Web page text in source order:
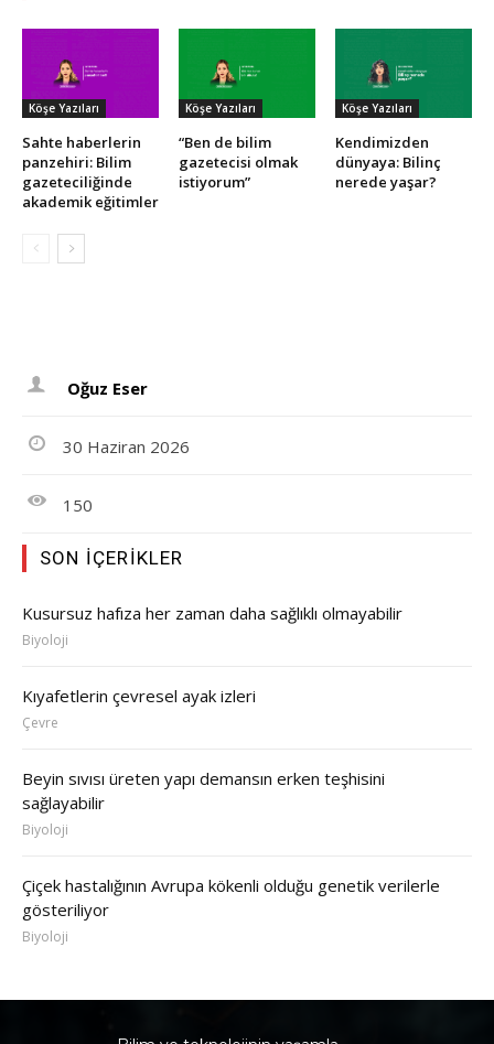
Köşe Yazıları
Sahte haberlerin
panzehiri: Bilim
gazeteciliğinde
akademik eğitimler
Köşe Yazıları
“Ben de bilim
gazetecisi olmak
istiyorum”
Köşe Yazıları
Kendimizden
dünyaya: Bilinç
nerede yaşar?
Oğuz Eser
30 Haziran 2026
150
SON İÇERIKLER
Kusursuz hafıza her zaman daha sağlıklı olmayabilir
Biyoloji
Kıyafetlerin çevresel ayak izleri
Çevre
Beyin sıvısı üreten yapı demansın erken teşhisini
sağlayabilir
Biyoloji
Çiçek hastalığının Avrupa kökenli olduğu genetik verilerle
gösteriliyor
Biyoloji